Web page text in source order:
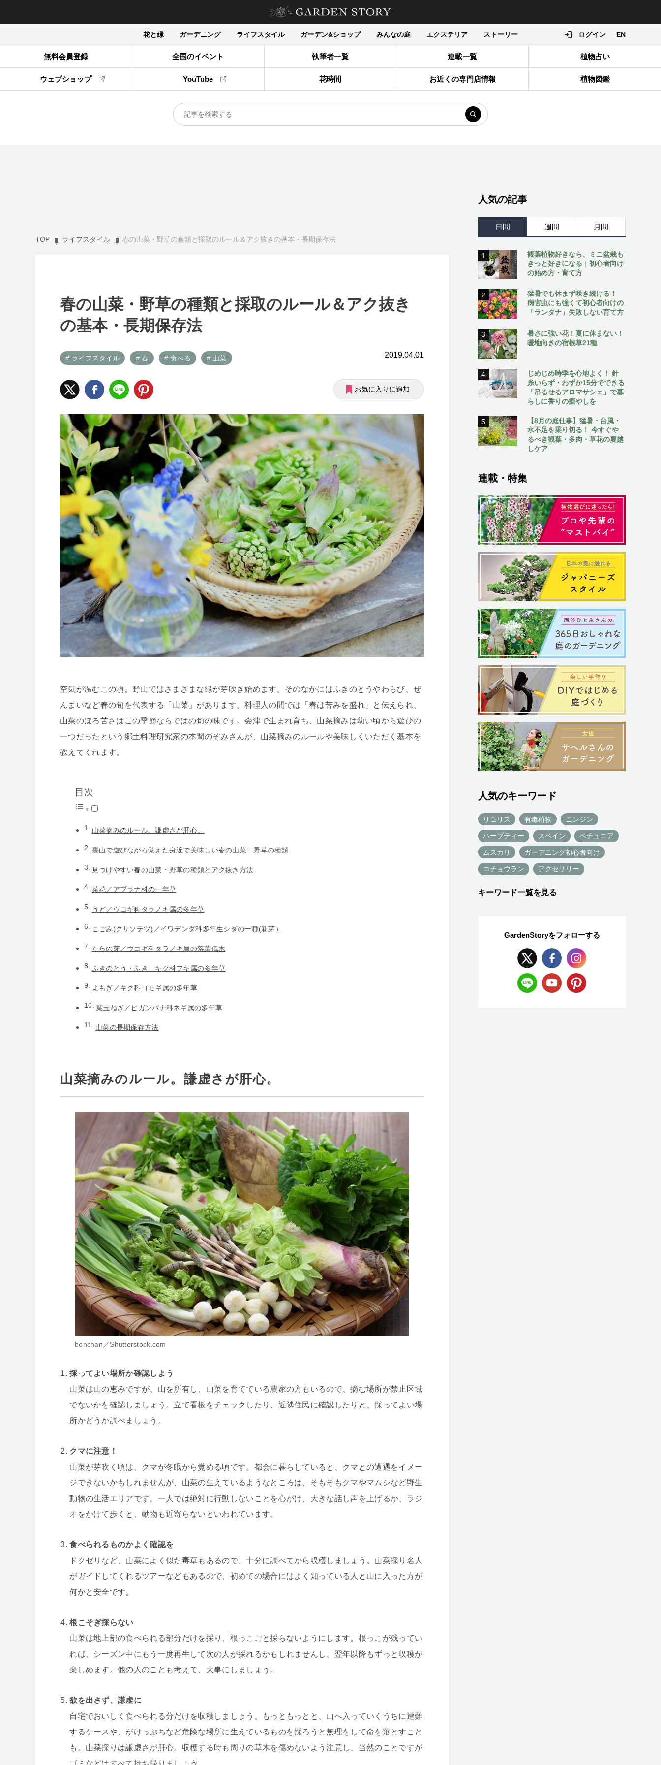
花と緑 ガーデニング ライフスタイル ガーデン&ショップ みんなの庭 エクステリア ストーリー ログイン EN
無料会員登録 全国のイベント 執筆者一覧 連載一覧 植物占い
ウェブショップ YouTube 花時間 お近くの専門店情報 植物図鑑
TOP ライフスタイル 春の山菜・野草の種類と採取のルール＆アク抜きの基本・長期保存法
春の山菜・野草の種類と採取のルール＆アク抜き
の基本・長期保存法
# ライフスタイル # 春 # 食べる # 山菜 2019.04.01
お気に入りに追加
空気が温むこの頃。野山ではさまざまな緑が芽吹き始めます。そのなかにはふきのとうやわらび、ぜ
んまいなど春の旬を代表する「山菜」があります。料理人の間では「春は苦みを盛れ」と伝えられ、
山菜のほろ苦さはこの季節ならではの旬の味です。会津で生まれ育ち、山菜摘みは幼い頃から遊びの
一つだったという郷土料理研究家の本間のぞみさんが、山菜摘みのルールや美味しくいただく基本を
教えてくれます。
目次
山菜摘みのルール。謙虚さが肝心。
裏山で遊びながら覚えた身近で美味しい春の山菜・野草の種類
見つけやすい春の山菜・野草の種類とアク抜き方法
菜花／アブラナ科の一年草
うど／ウコギ科タラノキ属の多年草
こごみ(クサソテツ)／イワデンダ科多年生シダの一種(新芽）
たらの芽／ウコギ科タラノキ属の落葉低木
ふきのとう・ふき キク科フキ属の多年草
よもぎ／キク科ヨモギ属の多年草
葉玉ねぎ／ヒガンバナ科ネギ属の多年草
山菜の長期保存方法
山菜摘みのルール。謙虚さが肝心。
bonchan／Shutterstock.com
採ってよい場所か確認しよう
山菜は山の恵みですが、山を所有し、山菜を育てている農家の方もいるので、摘む場所が禁止区域
でないかを確認しましょう。立て看板をチェックしたり、近隣住民に確認したりと、採ってよい場
所かどうか調べましょう。
クマに注意！
山菜が芽吹く頃は、クマが冬眠から覚める頃です。都会に暮らしていると、クマとの遭遇をイメー
ジできないかもしれませんが、山菜の生えているようなところは、そもそもクマやマムシなど野生
動物の生活エリアです。一人では絶対に行動しないことを心がけ、大きな話し声を上げるか、ラジ
オをかけて歩くと、動物も近寄らないといわれています。
食べられるものかよく確認を
ドクゼリなど、山菜によく似た毒草もあるので、十分に調べてから収穫しましょう。山菜採り名人
がガイドしてくれるツアーなどもあるので、初めての場合にはよく知っている人と山に入った方が
何かと安全です。
根こそぎ採らない
山菜は地上部の食べられる部分だけを採り、根っこごと採らないようにします。根っこが残ってい
れば、シーズン中にもう一度再生して次の人が採れるかもしれませんし、翌年以降もずっと収穫が
楽しめます。他の人のことも考えて、大事にしましょう。
欲を出さず、謙虚に
自宅でおいしく食べられる分だけを収穫しましょう。もっともっとと、山へ入っていくうちに遭難
するケースや、がけっぷちなど危険な場所に生えているものを採ろうと無理をして命を落とすこと
も。山菜採りは謙虚さが肝心。収穫する時も周りの草木を傷めないよう注意し、当然のことですが
ゴミなどはすべて持ち帰りましょう。
人気の記事
日間 週間 月間
1
観葉植物好きなら、ミニ盆栽も
きっと好きになる｜初心者向け
の始め方・育て方
2
猛暑でも休まず咲き続ける！
病害虫にも強くて初心者向けの
「ランタナ」失敗しない育て方
3
暑さに強い花！夏に休まない！
暖地向きの宿根草21種
4
じめじめ時季を心地よく！ 針
糸いらず・わずか15分でできる
「吊るせるアロマサシェ」で暮
らしに香りの癒やしを
5
【8月の庭仕事】猛暑・台風・
水不足を乗り切る！ 今すぐや
るべき観葉・多肉・草花の夏越
しケア
連載・特集
人気のキーワード
リコリス 有毒植物 ニンジン
ハーブティー スペイン ペチュニア
ムスカリ ガーデニング初心者向け
コチョウラン アクセサリー
キーワード一覧を見る
GardenStoryをフォローする